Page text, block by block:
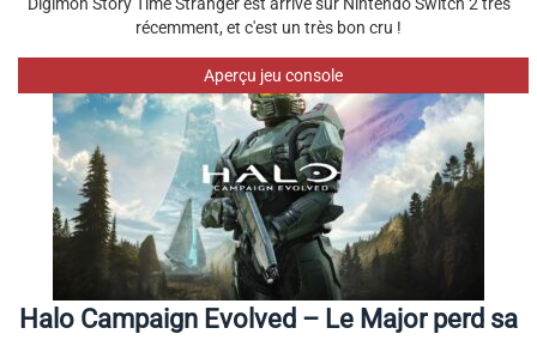
récemment, et c'est un très bon cru !
Aperçu jeu console
Halo Campaign Evolved – Le Major perd sa